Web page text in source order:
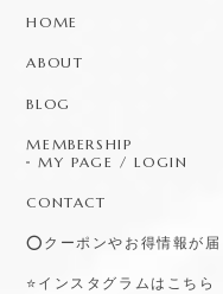
HOME
ABOUT
BLOG
MEMBERSHIP
MY PAGE / LOGIN
CONTACT
⭕️クーポンやお得情報が
⭐️インスタグラムはこちら